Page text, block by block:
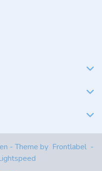
- Theme by Frontlabel -